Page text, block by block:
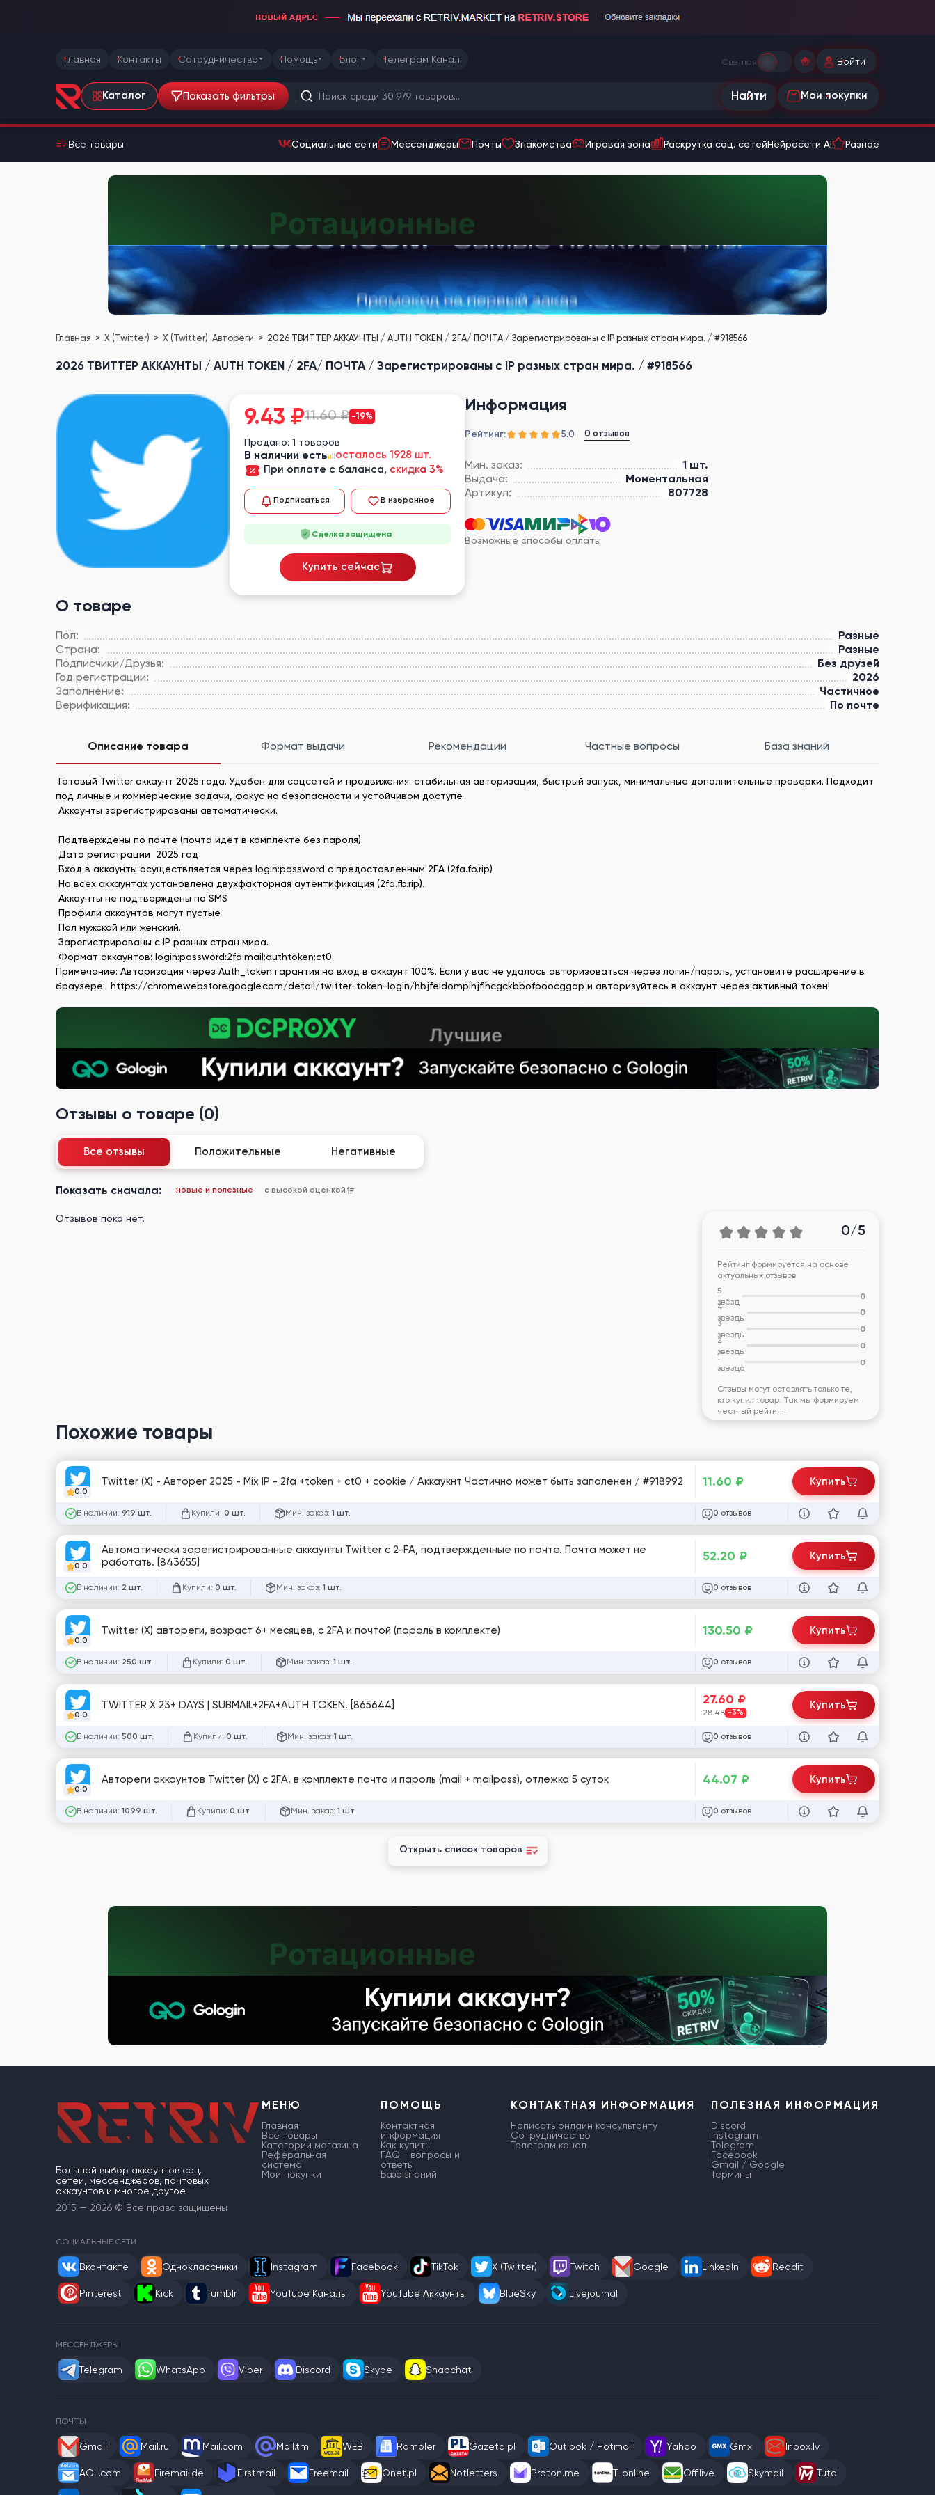
Главная Контакты Сотрудничество Помощь Блог Телеграм Канал Светлая Войти
Каталог Показать фильтры Найти Мои покупки
Все товары Социальные сети Мессенджеры Почты Знакомства Игровая зона Раскрутка соц. сетейНейросети AI Разное
Главная X (Twitter) X (Twitter): Автореги 2026 ТВИТТЕР АККАУНТЫ / AUTH TOKEN / 2FA/ ПОЧТА / Зарегистрированы с IP разных стран мира. / #918566
2026 ТВИТТЕР АККАУНТЫ / AUTH TOKEN / 2FA/ ПОЧТА / Зарегистрированы с IP разных стран мира. / #918566
Информация
Рейтинг: 5.0 0 отзывов
Мин. заказ:
1 шт.
Выдача:
Моментальная
Артикул:
807728
Возможные способы оплаты
О товаре
Пол:
Разные
Страна:
Разные
Подписчики/Друзья:
Без друзей
Год регистрации:
2026
Заполнение:
Частичное
Верификация:
По почте
9.43 ₽11.60 ₽ -19%
Продано: 1 товаров
В наличии есть
осталось 1928 шт.
При оплате с баланса, скидка 3%
Подписаться В избранное
Сделка защищена
Купить сейчас
Описание товара Формат выдачи Рекомендации Частные вопросы База знаний
Готовый Twitter аккаунт 2025 года. Удобен для соцсетей и продвижения: стабильная авторизация, быстрый запуск, минимальные дополнительные проверки. Подходит
под личные и коммерческие задачи, фокус на безопасности и устойчивом доступе.
Аккаунты зарегистрированы автоматически.
Подтверждены по почте (почта идёт в комплекте без пароля)
Дата регистрации 2025 год
Вход в аккаунты осуществляется через login:password с предоставленным 2FA (2fa.fb.rip)
На всех аккаунтах установлена двухфакторная аутентификация (2fa.fb.rip).
Аккаунты не подтверждены по SMS
Профили аккаунтов могут пустые
Пол мужской или женский.
Зарегистрированы с IP разных стран мира.
Формат аккаунтов: login:password:2fa:mail:authtoken:ct0
Примечание: Авторизация через Auth_token гарантия на вход в аккаунт 100%. Если у вас не удалось авторизоваться через логин/пароль, установите расширение в
браузере: https://chromewebstore.google.com/detail/twitter-token-login/hbjfeidompihjflhcgckbbofpoocggap и авторизуйтесь в аккаунт через активный токен!
Отзывы о товаре (0)
Все отзывы Положительные Негативные
Показать сначала: новые и полезные с высокой оценкой
Отзывов пока нет.
0/5
Рейтинг формируется на основе
актуальных отзывов
5
звёзд
0
4
звезды
0
3
звезды
0
2
звезды
0
1
звезда
0
Отзывы могут оставлять только те,
кто купил товар. Так мы формируем
честный рейтинг
Похожие товары
0.0
Twitter (X) - Авторег 2025 - Mix IP - 2fa +token + ct0 + cookie / Аккаукнт Частично может быть заполенен / #918992
В наличии: 919 шт. Купили: 0 шт. Мин. заказ: 1 шт.
11.60 ₽
0 отзывов
Купить
0.0
Автоматически зарегистрированные аккаунты Twitter с 2-FA, подтвержденные по почте. Почта может не
работать. [843655]
В наличии: 2 шт. Купили: 0 шт. Мин. заказ: 1 шт.
52.20 ₽
0 отзывов
Купить
0.0
Twitter (X) автореги, возраст 6+ месяцев, с 2FA и почтой (пароль в комплекте)
В наличии: 250 шт. Купили: 0 шт. Мин. заказ: 1 шт.
130.50 ₽
0 отзывов
Купить
0.0
TWITTER X 23+ DAYS | SUBMAIL+2FA+AUTH TOKEN. [865644]
В наличии: 500 шт. Купили: 0 шт. Мин. заказ: 1 шт.
27.60 ₽
28.48 -3%
0 отзывов
Купить
0.0
Автореги аккаунтов Twitter (X) с 2FA, в комплекте почта и пароль (mail + mailpass), отлежка 5 суток
В наличии: 1099 шт. Купили: 0 шт. Мин. заказ: 1 шт.
44.07 ₽
0 отзывов
Купить
Открыть список товаров
Большой выбор аккаунтов соц.
сетей, мессенджеров, почтовых
аккаунтов и многое другое.
2015 — 2026 © Все права защищены
МЕНЮ
Главная
Все товары
Категории магазина
Реферальная
система
Мои покупки
ПОМОЩЬ
Контактная
информация
Как купить
FAQ - вопросы и
ответы
База знаний
КОНТАКТНАЯ ИНФОРМАЦИЯ
Написать онлайн консультанту
Сотрудничество
Телеграм канал
ПОЛЕЗНАЯ ИНФОРМАЦИЯ
Discord
Instagram
Telegram
Facebook
Gmail / Google
Термины
СОЦИАЛЬНЫЕ СЕТИ
Вконтакте Одноклассники Instagram Facebook TikTok X (Twitter) Twitch Google LinkedIn Reddit
Pinterest Kick Tumblr YouTube Каналы YouTube Аккаунты BlueSky Livejournal
МЕССЕНДЖЕРЫ
Telegram WhatsApp Viber Discord Skype Snapchat
ПОЧТЫ
Gmail Mail.ru Mail.com Mail.tm WEB Rambler Gazeta.pl Outlook / Hotmail Yahoo Gmx Inbox.lv
AOL.com Firemail.de Firstmail Freemail Onet.pl Notletters Proton.me T-online Offilive Skymail Tuta